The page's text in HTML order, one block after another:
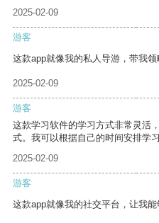
2025-02-09
游客
这款app就像我的私人导游，带我领
2025-02-09
游客
这款学习软件的学习方式非常灵活
式。我可以根据自己的时间安排学习
2025-02-09
游客
这款app就像我的社交平台，让我能